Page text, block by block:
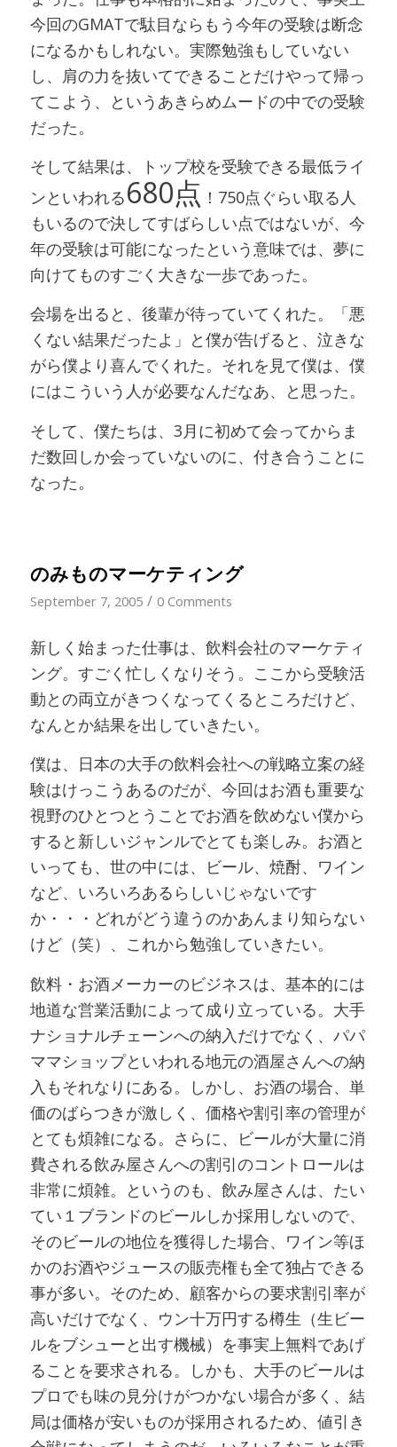
今回のGMATで駄目ならもう今年の受験は断念
になるかもしれない。実際勉強もしていない
し、肩の力を抜いてできることだけやって帰っ
てこよう、というあきらめムードの中での受験
だった。
そして結果は、トップ校を受験できる最低ライ
ンといわれる680点 ！750点ぐらい取る人
もいるので決してすばらしい点ではないが、今
年の受験は可能になったという意味では、夢に
向けてものすごく大きな一歩であった。
会場を出ると、後輩が待っていてくれた。「悪
くない結果だったよ」と僕が告げると、泣きな
がら僕より喜んでくれた。それを見て僕は、僕
にはこういう人が必要なんだなあ、と思った。
そして、僕たちは、3月に初めて会ってからま
だ数回しか会っていないのに、付き合うことに
なった。
のみものマーケティング
September 7, 2005 / 0 Comments
新しく始まった仕事は、飲料会社のマーケティ
ング。すごく忙しくなりそう。ここから受験活
動との両立がきつくなってくるところだけど、
なんとか結果を出していきたい。
僕は、日本の大手の飲料会社への戦略立案の経
験はけっこうあるのだが、今回はお酒も重要な
視野のひとつとうことでお酒を飲めない僕から
すると新しいジャンルでとても楽しみ。お酒と
いっても、世の中には、ビール、焼酎、ワイン
など、いろいろあるらしいじゃないです
か・・・どれがどう違うのかあんまり知らない
けど（笑）、これから勉強していきたい。
飲料・お酒メーカーのビジネスは、基本的には
地道な営業活動によって成り立っている。大手
ナショナルチェーンへの納入だけでなく、パパ
ママショップといわれる地元の酒屋さんへの納
入もそれなりにある。しかし、お酒の場合、単
価のばらつきが激しく、価格や割引率の管理が
とても煩雑になる。さらに、ビールが大量に消
費される飲み屋さんへの割引のコントロールは
非常に煩雑。というのも、飲み屋さんは、たい
てい１ブランドのビールしか採用しないので、
そのビールの地位を獲得した場合、ワイン等ほ
かのお酒やジュースの販売権も全て独占できる
事が多い。そのため、顧客からの要求割引率が
高いだけでなく、ウン十万円する樽生（生ビー
ルをブシューと出す機械）を事実上無料であげ
ることを要求される。しかも、大手のビールは
プロでも味の見分けがつかない場合が多く、結
局は価格が安いものが採用されるため、値引き